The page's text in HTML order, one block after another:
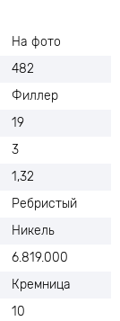
На фото
482
Филлер
19
3
1,32
Ребристый
Никель
6.819.000
Кремница
10